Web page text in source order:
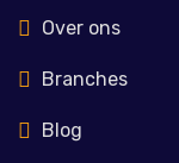
Over ons
Branches
Blog